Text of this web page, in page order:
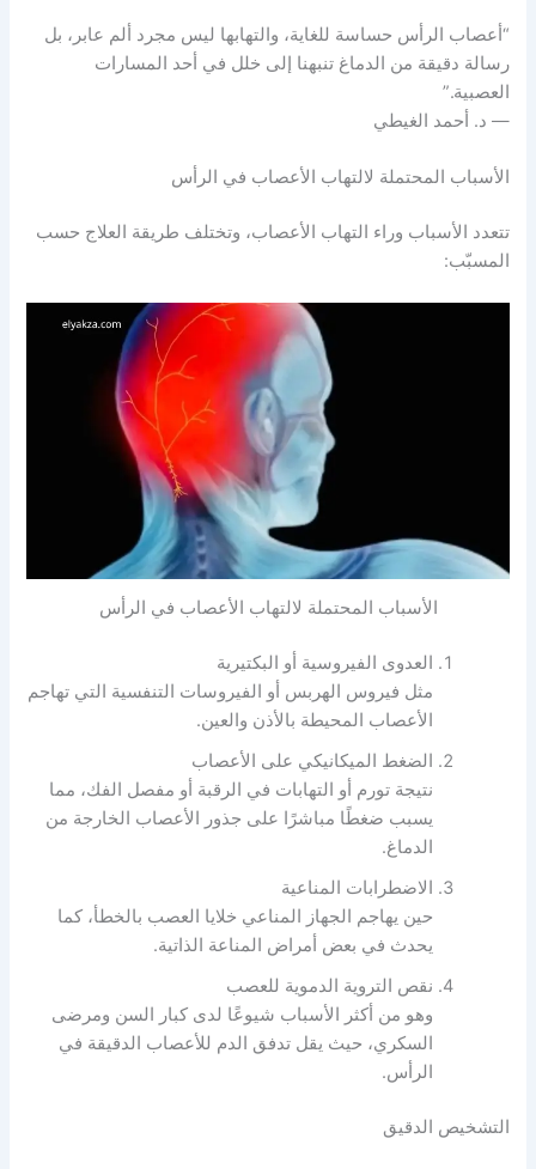
“أعصاب الرأس حساسة للغاية، والتهابها ليس مجرد ألم عابر، بل
رسالة دقيقة من الدماغ تنبهنا إلى خلل في أحد المسارات
العصبية.”
— د. أحمد الغيطي
الأسباب المحتملة لالتهاب الأعصاب في الرأس
تتعدد الأسباب وراء التهاب الأعصاب، وتختلف طريقة العلاج حسب
المسبّب:
الأسباب المحتملة لالتهاب الأعصاب في الرأس
العدوى الفيروسية أو البكتيرية
مثل فيروس الهربس أو الفيروسات التنفسية التي تهاجم
الأعصاب المحيطة بالأذن والعين.
الضغط الميكانيكي على الأعصاب
نتيجة تورم أو التهابات في الرقبة أو مفصل الفك، مما
يسبب ضغطًا مباشرًا على جذور الأعصاب الخارجة من
الدماغ.
الاضطرابات المناعية
حين يهاجم الجهاز المناعي خلايا العصب بالخطأ، كما
يحدث في بعض أمراض المناعة الذاتية.
نقص التروية الدموية للعصب
وهو من أكثر الأسباب شيوعًا لدى كبار السن ومرضى
السكري، حيث يقل تدفق الدم للأعصاب الدقيقة في
الرأس.
التشخيص الدقيق